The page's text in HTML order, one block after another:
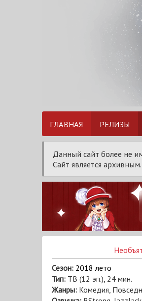
ГЛАВНАЯ РЕЛИЗЫ
Данный сайт более не
Сайт является
Сезон: 2018 лето
Тип:ТВ (12 эп.), 24 мин.
Жанры:Комедия,